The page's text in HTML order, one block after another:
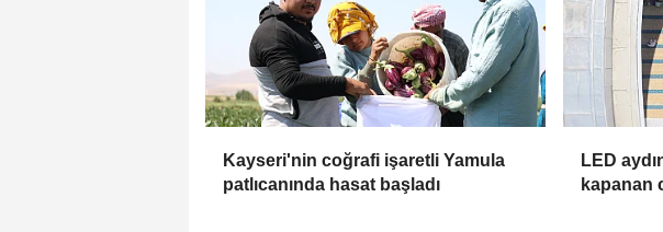
Kayseri'nin coğrafi işaretli Yamula
patlıcanında hasat başladı
LED
kapanan